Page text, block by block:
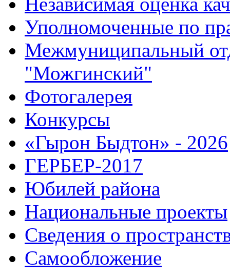
Уполномоченные по
Межмуниципальный
"Можгинский"
Фотогалерея
Конкурсы
«Гырон Быдтон» - 2026
ГЕРБЕР-2017
Юбилей района
Национальные проекты
Сведения о
Самообложение